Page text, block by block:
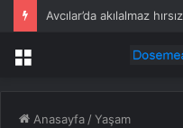
Menü
Anasayfa /Yaşam